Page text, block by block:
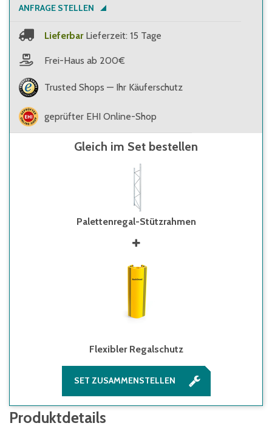
ANFRAGE STELLEN
Lieferbar Lieferzeit: 15 Tage
Frei-Haus ab 200€
Trusted Shops — Ihr Käuferschutz
geprüfter EHI Online-Shop
Gleich im Set bestellen
Palettenregal-Stützrahmen
Flexibler Regalschutz
SET ZUSAMMENSTELLEN
Produktdetails